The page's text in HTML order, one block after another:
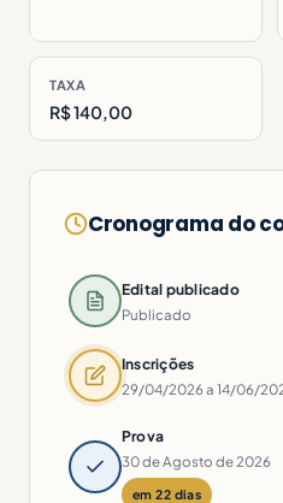
TAXA
R$ 140,00
Cronograma do
Edital publicado
Publicado
Inscrições
29/04/2026 a 14/06/
Prova
30 de Agosto de 2026
em 22 dias